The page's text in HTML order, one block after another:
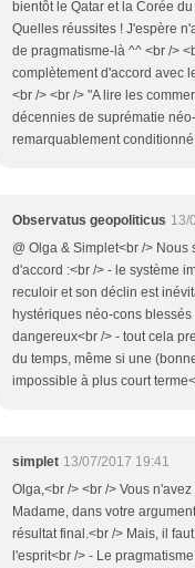
bientôt le Qatar et la Corée
Quelles réussites ! J'espère
de pragmatisme-là ^^ <br />
complètement d'accord avec
<br /> <br /> "A lire les
décennies de suprématie
remarquablement
Observatus geopoliticus 13/
@ Olga & Simplet<br />
d'accord :<br /> - le système
reculoir et son déclin est
hystériques néo-cons
dangereux<br /> - tout cela
du temps, même si une
impossible à plus court
simplet 13/07/2017 19:41
Olga,<br /> <br /> Vous
Madame, dans votre
résultat final.<br /> Mais, il
l'esprit<br /> - Le